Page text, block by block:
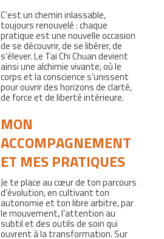
C’est un chemin inlassable,
toujours renouvelé : chaque
pratique est une nouvelle occasion
de se découvrir, de se libérer, de
s’élever. Le Tai Chi Chuan devient
ainsi une alchimie vivante, où le
corps et la conscience s’unissent
pour ouvrir des horizons de clarté,
de force et de liberté intérieure.
MON
ACCOMPAGNEMENT
ET MES PRATIQUES
Je te place au cœur de ton parcours
d’évolution, en cultivant ton
autonomie et ton libre arbitre, par
le mouvement, l’attention au
subtil et des outils de soin qui
ouvrent à la transformation. Sur